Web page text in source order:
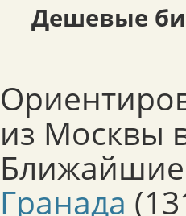
Дешевые
из Москвы
Гранада